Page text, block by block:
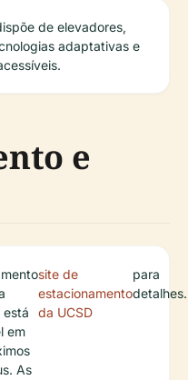
de elevadores,
adaptativas e
e
está
em
As
site de
estacionamento
da UCSD
para
detalhes.